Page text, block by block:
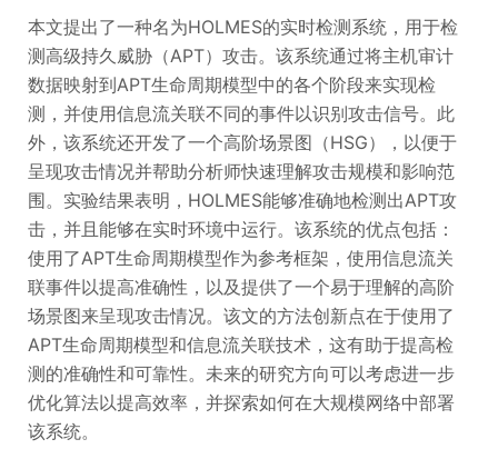
本文提出了一种名为HOLMES的实时检测系统，用于检
测高级持久威胁（APT）攻击。该系统通过将主机审计
数据映射到APT生命周期模型中的各个阶段来实现检
测，并使用信息流关联不同的事件以识别攻击信号。此
外，该系统还开发了一个高阶场景图（HSG），以便于
呈现攻击情况并帮助分析师快速理解攻击规模和影响范
围。实验结果表明，HOLMES能够准确地检测出APT攻
击，并且能够在实时环境中运行。该系统的优点包括：
使用了APT生命周期模型作为参考框架，使用信息流关
联事件以提高准确性，以及提供了一个易于理解的高阶
场景图来呈现攻击情况。该文的方法创新点在于使用了
APT生命周期模型和信息流关联技术，这有助于提高检
测的准确性和可靠性。未来的研究方向可以考虑进一步
优化算法以提高效率，并探索如何在大规模网络中部署
该系统。